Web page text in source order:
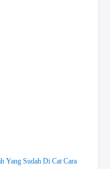
Yang Sudah Di Cat Cara